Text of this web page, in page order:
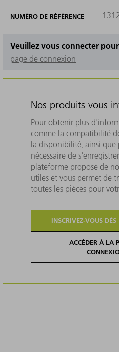
NUMÉRO DE RÉFÉRENCE
Veuillez vous connecter
page de connexion
Nos produits vous
Pour obtenir plus
comme la compatibilité
la disponibilité, ainsi que
nécessaire de
plateforme propose de
utiles et vous permet de
toutes les pièces pour
INSCRIVEZ-VOUS
ACCÉDER À LA